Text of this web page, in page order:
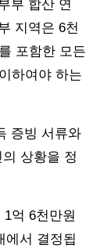
부 합산 연
지역은 6천
포함한 모든
하여야 하는
증빙 서류와
상황을 정
억 6천만원
에서 결정됩